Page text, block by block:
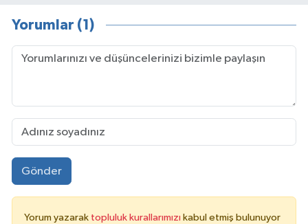
Yorumlar (1)
Gönder
Yorum yazarak topluluk kurallarımızı kabul etmiş bulunuyor